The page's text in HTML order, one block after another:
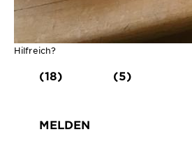
Hilfreich?
(18) (5)
MELDEN